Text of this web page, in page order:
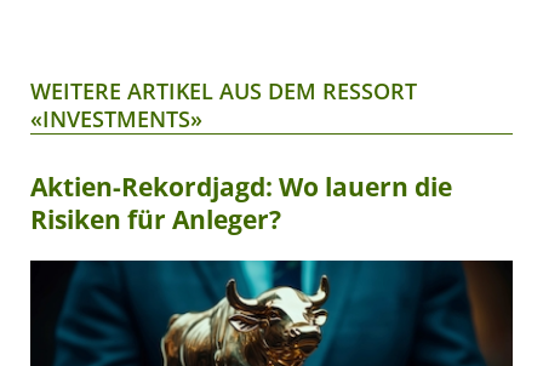
WEITERE ARTIKEL AUS DEM RESSORT
«INVESTMENTS»
Aktien-Rekordjagd: Wo lauern die
Risiken für Anleger?